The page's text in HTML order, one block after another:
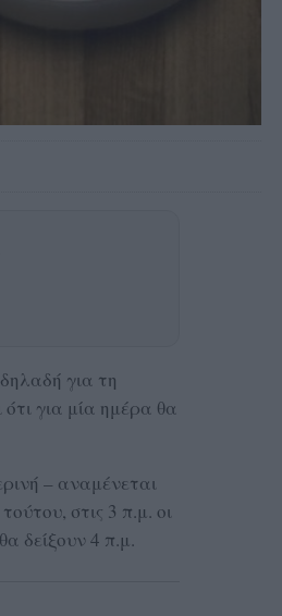
για τη
για μία ημέρα θα
– αναμένεται
στις 3 π.μ. οι
δείξουν 4 π.μ.